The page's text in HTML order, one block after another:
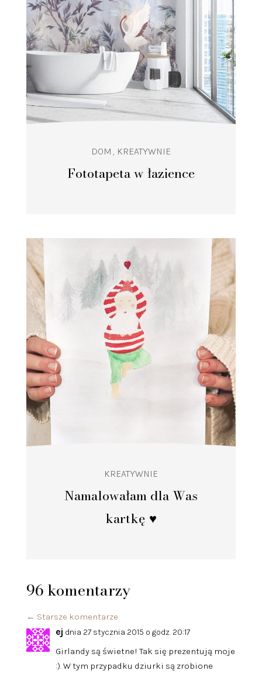
Fototapeta w łazience
DOM KREATYWNIE
Namalowałam dla Was
kartkę ♥️
KREATYWNIE
96 komentarzy
← Starsze komentarze
ej dnia 27 stycznia 2015 o godz. 20:17
Girlandy są świetne! Tak się prezentują moje
:). W tym przypadku dziurki są zrobione